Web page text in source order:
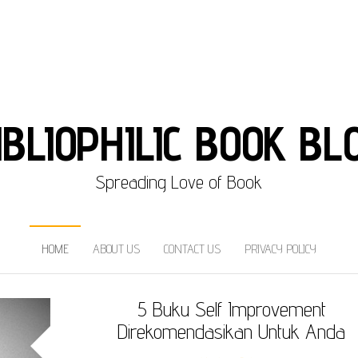
BOOK
Spreading Love of Book
HOME ABOUT US CONTACT US PRIVACY POLICY
5 Buku Self Improvement
Direkomendasikan Untuk Anda